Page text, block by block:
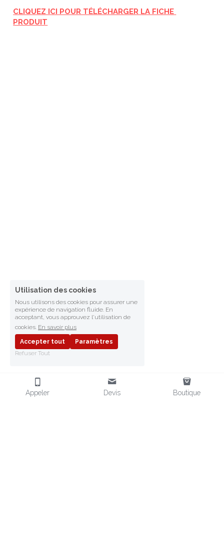
CLIQUEZ ICI POUR TÉLÉCHARGER LA FICHE
PRODUIT
Appeler Devis Boutique
Utilisation des cookies
Nous utilisons des cookies pour assurer une
expérience de navigation fluide. En
acceptant, vous approuvez l'utilisation de
cookies. En savoir plus
Accepter tout
Paramètres
Refuser Tout